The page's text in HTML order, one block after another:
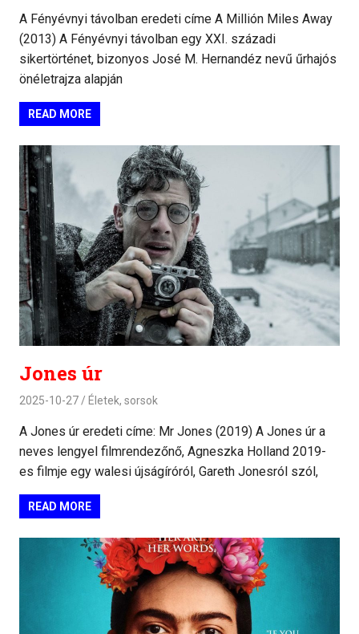
A Fényévnyi távolban eredeti címe A Millión Miles Away
(2013) A Fényévnyi távolban egy XXI. századi
sikertörténet, bizonyos José M. Hernandéz nevű űrhajós
önéletrajza alapján
READ MORE
Jones úr
2025-10-27 Életek, sorsok
A Jones úr eredeti címe: Mr Jones (2019) A Jones úr a
neves lengyel filmrendezőnő, Agneszka Holland 2019-
es filmje egy walesi újságíróról, Gareth Jonesról szól,
READ MORE